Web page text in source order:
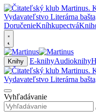
DoručenieKníhkupectvá
Knihy E-knihyAudioknihy
Vyhľadávanie